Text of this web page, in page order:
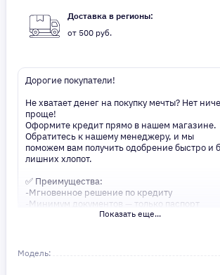
Доставка в регионы:
от 500 руб.
Дорогие покупатели!
Не хватает денег на покупку мечты? Нет
проще!
Оформите кредит прямо в нашем магазине.
Обратитесь к нашему менеджеру, и мы
поможем вам получить одобрение быстро и
лишних хлопот.
✅ Преимущества:
-Мгновенное решение по кредиту
-Минимум документов — только паспорт
-Удобные сроки и низкие процентные ставки
Получите то, что нужно, прямо сейчас. Ваше
удобство — наш приоритет! ✨
Показать еще...
Модель: